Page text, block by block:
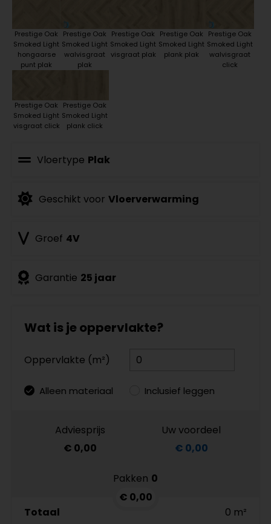
Prestige Oak
Smoked Light
hongaarse
punt plak
Prestige Oak
Smoked Light
walvisgraat
plak
Prestige Oak
Smoked Light
visgraat plak
Prestige Oak
Smoked Light
plank plak
Prestige Oak
Smoked Light
walvisgraat
click
Prestige Oak
Smoked Light
visgraat click
Prestige Oak
Smoked Light
plank click
Vloertype Plak
Geschikt voor Vloerverwarming
Groef 4V
Garantie 25 jaar
Wat is je oppervlakte?
Oppervlakte (m²)
Alleen materiaal Inclusief leggen
Adviesprijs
€ 0,00
Uw voordeel
€ 0,00
Pakken 0
€ 0,00
Totaal
0 m²